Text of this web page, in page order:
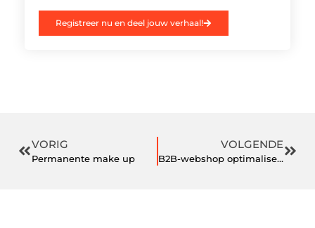
Registreer nu en deel jouw verhaal!
VORIG
Permanente make up
VOLGENDE
B2B-webshop optimaliseren?